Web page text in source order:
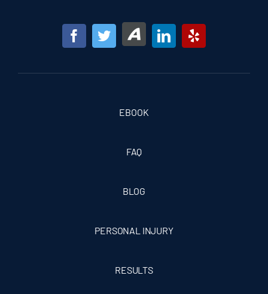
EBOOK
FAQ
BLOG
PERSONAL INJURY
RESULTS